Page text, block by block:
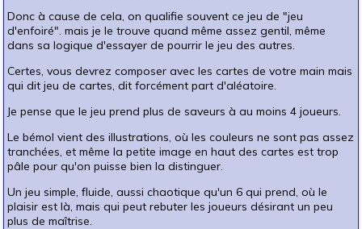
Donc à cause de cela, on qualifie souvent ce jeu de "jeu
d'enfoiré". mais je le trouve quand même assez gentil, même
dans sa logique d'essayer de pourrir le jeu des autres.
Certes, vous devrez composer avec les cartes de votre main mais
qui dit jeu de cartes, dit forcément part d'aléatoire.
Je pense que le jeu prend plus de saveurs à au moins 4 joueurs.
Le bémol vient des illustrations, où les couleurs ne sont pas assez
tranchées, et même la petite image en haut des cartes est trop
pâle pour qu'on puisse bien la distinguer.
Un jeu simple, fluide, aussi chaotique qu'un 6 qui prend, où le
plaisir est là, mais qui peut rebuter les joueurs désirant un peu
plus de maîtrise.